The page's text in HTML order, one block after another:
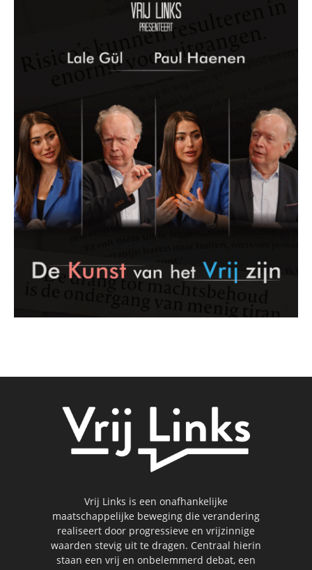
Vrij Links is een onafhankelijke
maatschappelijke beweging die verandering
realiseert door progressieve en vrijzinnige
waarden stevig uit te dragen. Centraal hierin
staan een vrij en onbelemmerd debat, een